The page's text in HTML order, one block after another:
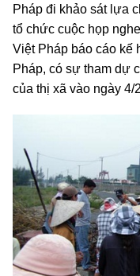
Pháp đi khảo sát lựa
tổ chức cuộc họp
Việt Pháp báo cáo kế
Pháp, có sự tham dự
của thị xã vào ngày 4/